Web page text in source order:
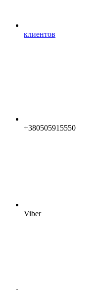
клиентов
+380505915550
Viber